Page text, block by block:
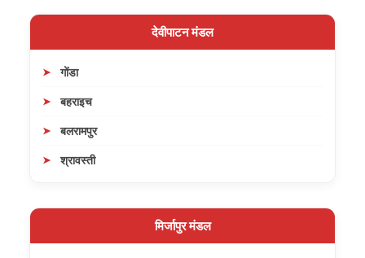
देवीपाटन मंडल
गोंडा
बहराइच
बलरामपुर
श्रावस्ती
मिर्जापुर मंडल